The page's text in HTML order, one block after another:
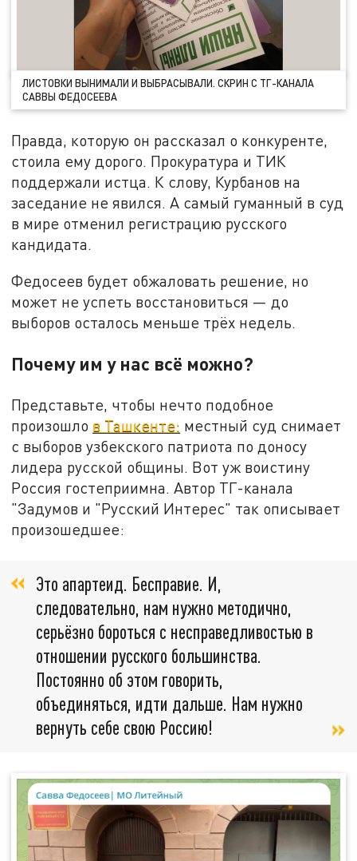
ЛИСТОВКИ ВЫНИМАЛИ И ВЫБРАСЫВАЛИ. СКРИН С ТГ-КАНАЛА
САВВЫ ФЕДОСЕЕВА
Правда, которую он рассказал о конкуренте,
стоила ему дорого. Прокуратура и ТИК
поддержали истца. К слову, Курбанов на
заседание не явился. А самый гуманный в суд
в мире отменил регистрацию русского
кандидата.
Федосеев будет обжаловать решение, но
может не успеть восстановиться — до
выборов осталось меньше трёх недель.
Почему им у нас всё можно?
Представьте, чтобы нечто подобное
произошло в Ташкенте: местный суд снимает
с выборов узбекского патриота по доносу
лидера русской общины. Вот уж воистину
Россия гостеприимна. Автор ТГ-канала
"Задумов и "Русский Интерес" так описывает
произошедшее:
Это апартеид. Бесправие. И,
следовательно, нам нужно методично,
серьёзно бороться с несправедливостью в
отношении русского большинства.
Постоянно об этом говорить,
объединяться, идти дальше. Нам нужно
вернуть себе свою Россию!